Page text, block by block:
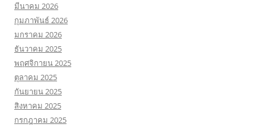
มีนาคม 2026
กุมภาพันธ์ 2026
มกราคม 2026
ธันวาคม 2025
พฤศจิกายน 2025
ตุลาคม 2025
กันยายน 2025
สิงหาคม 2025
กรกฎาคม 2025